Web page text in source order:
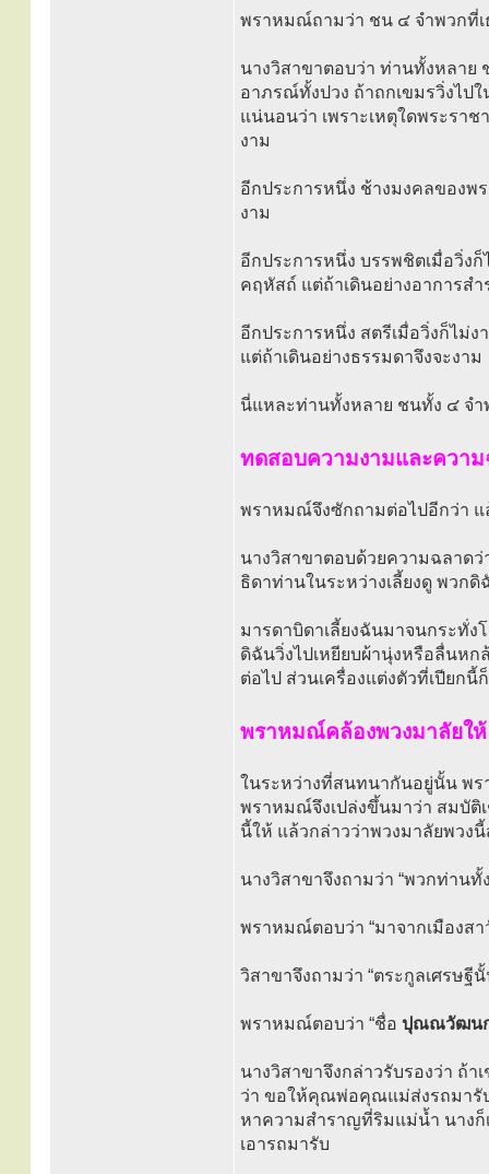
พราหมณ์ถามว่า ชน ๔ จำพวกที่เ
นางวิสาขาตอบว่า ท่านทั้งหลาย
อาภรณ์ทั้งปวง ถ้าถกเขมรวิ่งไป
แน่นอนว่า เพราะเหตุใดพระรา
งาม
อีกประการหนึ่ง ช้างมงคลของพ
งาม
อีกประการหนึ่ง บรรพชิตเมื่อวิ่ง
คฤหัสถ์ แต่ถ้าเดินอย่างอาการสำ
อีกประการหนึ่ง สตรีเมื่อวิ่งก็ไม่ง
แต่ถ้าเดินอย่างธรรมดาจึงจะงาม
นี่แหละท่านทั้งหลาย ชนทั้ง ๔ จำ
ทดสอบความงามและควา
พราหมณ์จึงซักถามต่อไปอีกว่า แ
นางวิสาขาตอบด้วยความฉลาด
ธิดาท่านในระหว่างเลี้ยงดู พวก
มารดาบิดาเลี้ยงฉันมาจนกระทั่ง
ดิฉันวิ่งไปเหยียบผ้านุ่งหรือลื่นห
ต่อไป ส่วนเครื่องแต่งตัวที่เปียก
พราหมณ์คล้องพวงมาลัยให้
ในระหว่างที่สนทนากันอยู่นั้น พ
พราหมณ์จึงเปล่งขึ้นมาว่า สมบัติเ
นี้ให้ แล้วกล่าวว่าพวงมาลัยพวง
นางวิสาขาจึงถามว่า “พวกท่านทั้
พราหมณ์ตอบว่า “มาจากเมืองสา
วิสาขาจึงถามว่า “ตระกูลเศรษฐี
พราหมณ์ตอบว่า “ชื่อ ปุณณวัฒน
นางวิสาขาจึงกล่าวรับรองว่า ถ้
ว่า ขอให้คุณพ่อคุณแม่ส่งรถมารั
หาความสำราญที่ริมแม่น้ำ นาง
เอารถมารับ